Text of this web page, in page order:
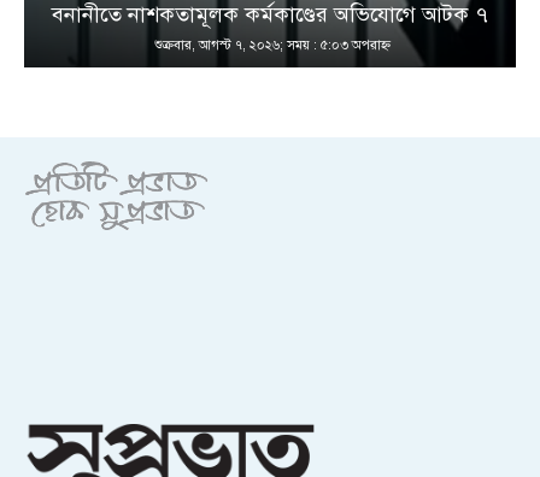
বনানীতে নাশকতামূলক কর্মকাণ্ডের অভিযোগে আটক ৭
শুক্রবার, আগস্ট ৭, ২০২৬; সময় : ৫:০৩ অপরাহ্ণ